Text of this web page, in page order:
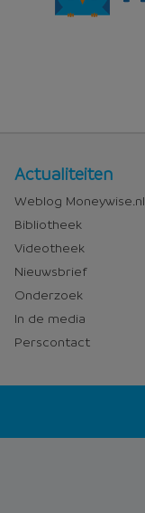
Nieuws
en
media
Actualiteiten
Weblog Moneywise.nl
Bibliotheek
Videotheek
Nieuwsbrief
Onderzoek
In de media
Perscontact